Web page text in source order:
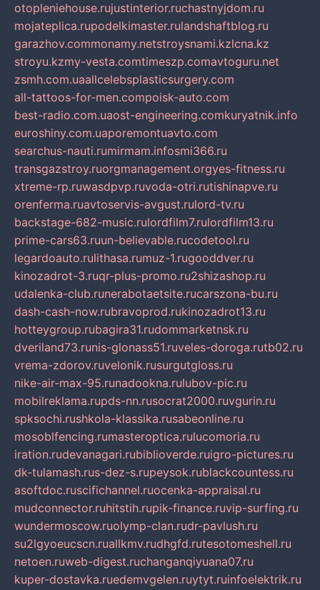
otopleniehouse.rujustinterior.ruchastnyjdom.ru
mojateplica.rupodelkimaster.rulandshaftblog.ru
garazhov.commonamy.netstroysnami.kzlcna.kz
stroyu.kzmy-vesta.comtimeszp.comavtoguru.net
zsmh.com.uaallcelebsplasticsurgery.com
all-tattoos-for-men.compoisk-auto.com
best-radio.com.uaost-engineering.comkuryatnik.info
euroshiny.com.uaporemontuavto.com
searchus-nauti.rumirmam.infosmi366.ru
transgazstroy.ruorgmanagement.orgyes-fitness.ru
xtreme-rp.ruwasdpvp.ruvoda-otri.rutishinapve.ru
orenferma.ruavtoservis-avgust.rulord-tv.ru
backstage-682-music.rulordfilm7.rulordfilm13.ru
prime-cars63.ruun-believable.rucodetool.ru
legardoauto.rulithasa.rumuz-1.rugooddver.ru
kinozadrot-3.ruqr-plus-promo.ru2shizashop.ru
udalenka-club.runerabotaetsite.rucarszona-bu.ru
dash-cash-now.rubravoprod.rukinozadrot13.ru
hotteygroup.rubagira31.rudommarketnsk.ru
dveriland73.runis-glonass51.ruveles-doroga.rutb02.ru
vrema-zdorov.ruvelonik.rusurgutgloss.ru
nike-air-max-95.runadookna.rulubov-pic.ru
mobilreklama.rupds-nn.rusocrat2000.ruvgurin.ru
spksochi.rushkola-klassika.rusabeonline.ru
mosoblfencing.rumasteroptica.rulucomoria.ru
iration.rudevanagari.rubiblioverde.ruigro-pictures.ru
dk-tulamash.rus-dez-s.rupeysok.rublackcountess.ru
asoftdoc.ruscifichannel.ruocenka-appraisal.ru
mudconnector.ruhitstih.rupik-finance.ruvip-surfing.ru
wundermoscow.ruolymp-clan.rudr-pavlush.ru
su2lgyoeucscn.ruallkmv.rudhgfd.rutesotomeshell.ru
netoen.ruweb-digest.ruchanganqiyuana07.ru
kuper-dostavka.ruedemvgelen.ruytyt.ruinfoelektrik.ru